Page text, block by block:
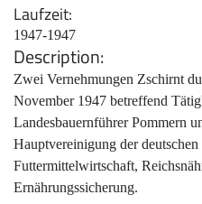
Laufzeit
1947-1947
Description
Zwei Vernehmungen Zschirnt
November 1947 betreffend
Landesbauernführer Pommern
Hauptvereinigung der
Futtermittelwirtschaft,
Ernährungssicherung.